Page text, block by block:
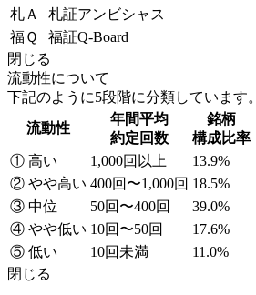
札Ａ
札証アンビシャス
福Ｑ
福証Q-Board
閉じる
流動性について
下記のように5段階に分類しています。
流動性
年間平均
約定回数
銘柄
構成比率
① 高い
1,000回以上
13.9%
② やや高い 400回〜1,000回 18.5%
③ 中位
50回〜400回
39.0%
④ やや低い 10回〜50回
17.6%
⑤ 低い
10回未満
11.0%
閉じる